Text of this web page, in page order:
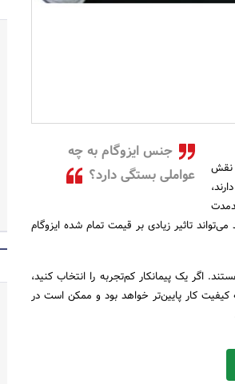
جنس ایزوگام به چه
عواملی بستگی دارد؟
نقش
تاثیر زیادی بر قیمت تمام شده ایزوگام
اگر یک پیمانکار کم‌تجربه را انتخاب کنید،
کار پایین‌تر خواهد بود و ممکن است در